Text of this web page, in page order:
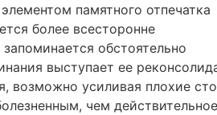
памятного отпечатка
более всесторонне
обстоятельно
выступает ее
возможно усиливая плохие
чем